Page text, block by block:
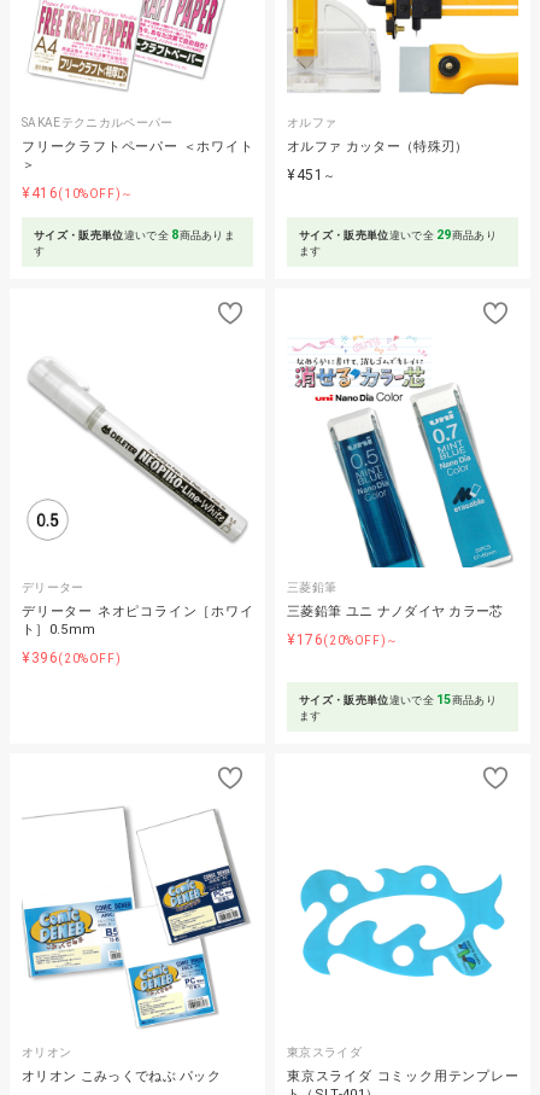
SAKAEテクニカルペーパー
フリークラフトペーパー ＜ホワイト
＞
¥416(10%OFF)～
サイズ・販売単位違いで全 8商品ありま
す
オルファ
オルファ カッター（特殊刃）
¥451 ～
サイズ・販売単位違いで全 29商品あり
ます
デリーター
デリーター ネオピコライン［ホワイ
ト］0.5mm
¥396(20%OFF)
三菱鉛筆
三菱鉛筆 ユニ ナノダイヤ カラー芯
¥176(20%OFF)～
サイズ・販売単位違いで全 15商品あり
ます
オリオン
オリオン こみっくでねぶ パック
東京スライダ
東京スライダ コミック用テンプレー